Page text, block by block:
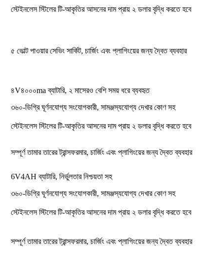
স্টেইনলেস স্টিলের টি-আকৃতির আসনের দাম প্রায় ২ ডলার বৃদ্ধি করতে হবে
৫ ভোল্ট পাওয়ার সেভিং সার্কিট, চার্জিং এবং প্লাগিংয়ের জন্য দ্বৈত ব্যবহার
৪V৪০০০ma ব্যাটারি, ২ মাসেরও বেশি সময় ধরে ব্যবহৃত
৩৬০-ডিগ্রি ঘূর্ণনযোগ্য সংযোগকারী, সামঞ্জস্যযোগ্য দেখার কোণ সহ
স্টেইনলেস স্টিলের টি-আকৃতির আসনের দাম প্রায় ২ ডলার বৃদ্ধি করতে হবে
সম্পূর্ণ তামার তারের ট্রান্সফরমার, চার্জিং এবং প্লাগিংয়ের জন্য দ্বৈত ব্যবহার
6V4AH ব্যাটারি, নির্ভুলতার নিশ্চয়তা সহ
৩৬০-ডিগ্রি ঘূর্ণনযোগ্য সংযোগকারী, সামঞ্জস্যযোগ্য দেখার কোণ সহ
স্টেইনলেস স্টিলের টি-আকৃতির আসনের দাম প্রায় ২ ডলার বৃদ্ধি করতে হবে
সম্পূর্ণ তামার তারের ট্রান্সফরমার, চার্জিং এবং প্লাগিংয়ের জন্য দ্বৈত ব্যবহার